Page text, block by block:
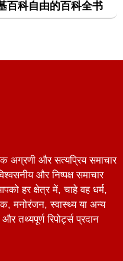
百科自由的百科全书
अग्रणी और सत्यप्रिय समाचार
और निष्पक्ष समाचार
हर क्षेत्र में, चाहे वह धर्म,
मनोरंजन, स्वास्थ्य या अन्य
तथ्यपूर्ण रिपोर्ट्स प्रदान